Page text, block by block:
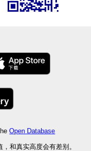
Open Database
和真实高度会有差别。